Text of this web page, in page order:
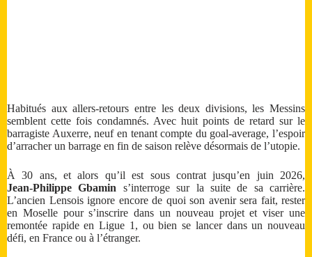
Habitués aux allers‑retours entre les deux divisions, les Messins
semblent cette fois condamnés. Avec huit points de retard sur le
barragiste Auxerre, neuf en tenant compte du goal‑average, l’espoir
d’arracher un barrage en fin de saison relève désormais de l’utopie.
À 30 ans, et alors qu’il est sous contrat jusqu’en juin 2026,
Jean‑Philippe Gbamin s’interroge sur la suite de sa carrière.
L’ancien Lensois ignore encore de quoi son avenir sera fait, rester
en Moselle pour s’inscrire dans un nouveau projet et viser une
remontée rapide en Ligue 1, ou bien se lancer dans un nouveau
défi, en France ou à l’étranger.